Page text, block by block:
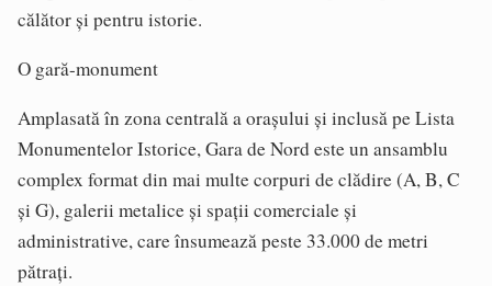
călător și pentru istorie.
O gară-monument
Amplasată în zona centrală a orașului și inclusă pe Lista
Monumentelor Istorice, Gara de Nord este un ansamblu
complex format din mai multe corpuri de clădire (A, B, C
și G), galerii metalice și spații comerciale și
administrative, care însumează peste 33.000 de metri
pătrați.